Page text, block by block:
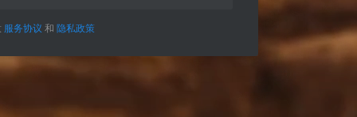
服务协议和隐私政策